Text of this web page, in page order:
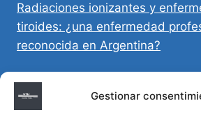
Gestionar
Radiaciones ionizantes y
tiroides: ¿una enfermedad
reconocida en Argentina?
Directivas Médicas Anticipadas
requisitos, registro y validez